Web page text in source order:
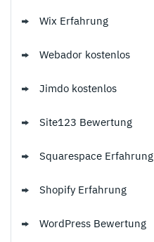
Wix Erfahrung
Webador kostenlos
Jimdo kostenlos
Site123 Bewertung
Squarespace Erfahrung
Shopify Erfahrung
WordPress Bewertung